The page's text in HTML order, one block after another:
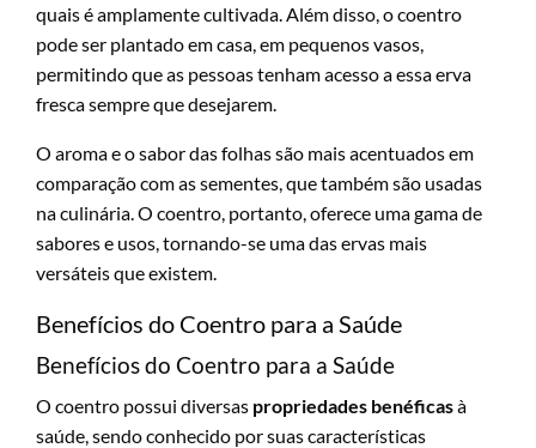
quais é amplamente cultivada. Além disso, o coentro
pode ser plantado em casa, em pequenos vasos,
permitindo que as pessoas tenham acesso a essa erva
fresca sempre que desejarem.
O aroma e o sabor das folhas são mais acentuados em
comparação com as sementes, que também são usadas
na culinária. O coentro, portanto, oferece uma gama de
sabores e usos, tornando-se uma das ervas mais
versáteis que existem.
Benefícios do Coentro para a Saúde
Benefícios do Coentro para a Saúde
O coentro possui diversas propriedades benéficasà
saúde, sendo conhecido por suas características